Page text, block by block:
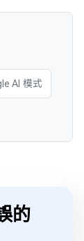
AI 模式
的